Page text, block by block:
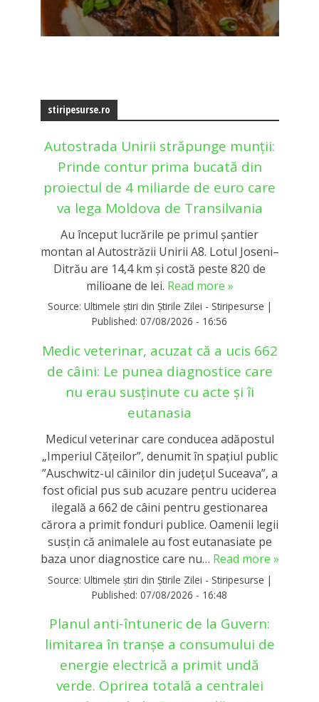
stiripesurse.ro
Autostrada Unirii străpunge munții:
Prinde contur prima bucată din
proiectul de 4 miliarde de euro care
va lega Moldova de Transilvania
Au început lucrările pe primul șantier
montan al Autostrăzii Unirii A8. Lotul Joseni–
Ditrău are 14,4 km și costă peste 820 de
milioane de lei. Read more »
Source: Ultimele știri din Știrile Zilei - Stiripesurse |
Published: 07/08/2026 - 16:56
Medic veterinar, acuzat că a ucis 662
de câini: Le punea diagnostice care
nu erau susținute cu acte și îi
eutanasia
Medicul veterinar care conducea adăpostul
„Imperiul Căţeilor”, denumit în spaţiul public
”Auschwitz-ul câinilor din judeţul Suceava”, a
fost oficial pus sub acuzare pentru uciderea
ilegală a 662 de câini pentru gestionarea
cărora a primit fonduri publice. Oamenii legii
susțin că animalele au fost eutanasiate pe
baza unor diagnostice care nu… Read more »
Source: Ultimele știri din Știrile Zilei - Stiripesurse |
Published: 07/08/2026 - 16:48
Planul anti-întuneric de la Guvern:
limitarea în tranşe a consumului de
energie electrică a primit undă
verde. Oprirea totală a centralei